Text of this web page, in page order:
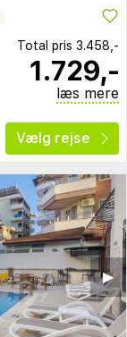
Total pris 3.458,-
1.729,-
læs mere
Vælg rejse
▶︎